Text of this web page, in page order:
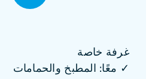
غرفة خاصة
✓ معًا: المطبخ والحمامات